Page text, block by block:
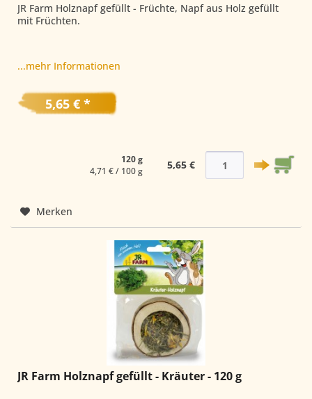
JR Farm Holznapf gefüllt - Früchte, Napf aus Holz gefüllt
mit Früchten.
...mehr Informationen
5,65 € *
120 g
4,71 € / 100 g
5,65 €
Merken
JR Farm Holznapf gefüllt - Kräuter - 120 g